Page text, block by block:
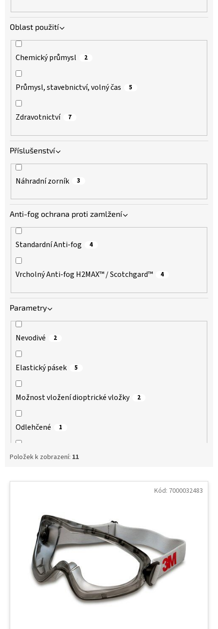
Oblast použití
Chemický průmysl 2
Průmysl, stavebnictví, volný čas 5
Zdravotnictví 7
Příslušenství
Náhradní zorník 3
Anti-fog ochrana proti zamlžení
Standardní Anti-fog 4
Vrcholný Anti-fog H2MAX™ / Scotchgard™ 4
Parametry
Nevodivé 2
Elastický pásek 5
Možnost vložení dioptrické vložky 2
Odlehčené 1
Přes dioptrické brýle
Položek k zobrazení: 11
V
Kód: 7000032483